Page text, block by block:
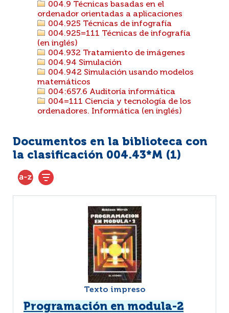
004.9 Técnicas basadas en el
ordenador orientadas a aplicaciones
004.925 Técnicas de infografía
004.925=111 Técnicas de infografía
(en inglés)
004.932 Tratamiento de imágenes
004.94 Simulación
004.942 Simulación usando modelos
matemáticos
004:657.6 Auditoría informática
004=111 Ciencia y tecnología de los
ordenadores. Informática (en inglés)
Documentos en la biblioteca con
la clasificación 004.43*M (1)
Texto impreso
Programación en modula-2